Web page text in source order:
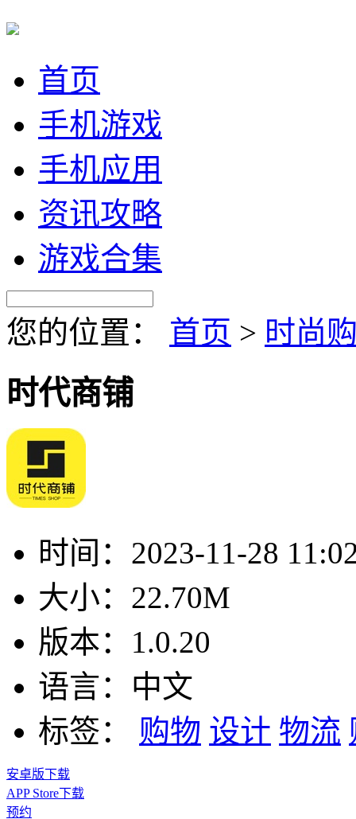
首页
手机游戏
手机应用
资讯攻略
游戏合集
您的位置： 首页 > 时尚
时代商铺
时间： 2023-11-28
大小： 22.70M
版本： 1.0.20
语言： 中文
标签：
购物 设计 物流
安卓版下载
APP Store下载
预约